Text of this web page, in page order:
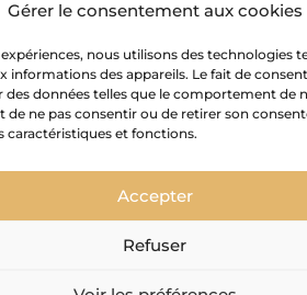
Gérer le consentement aux cookies
nous utilisons des technologies
informations des appareils. Le fait de
données telles que le comportement de
de ne pas consentir ou de retirer son
caractéristiques et fonctions.
Accepter
Refuser